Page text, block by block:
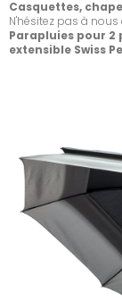
Casquettes,
N'hésitez pas à
Parapluies pour 2
extensible Swiss